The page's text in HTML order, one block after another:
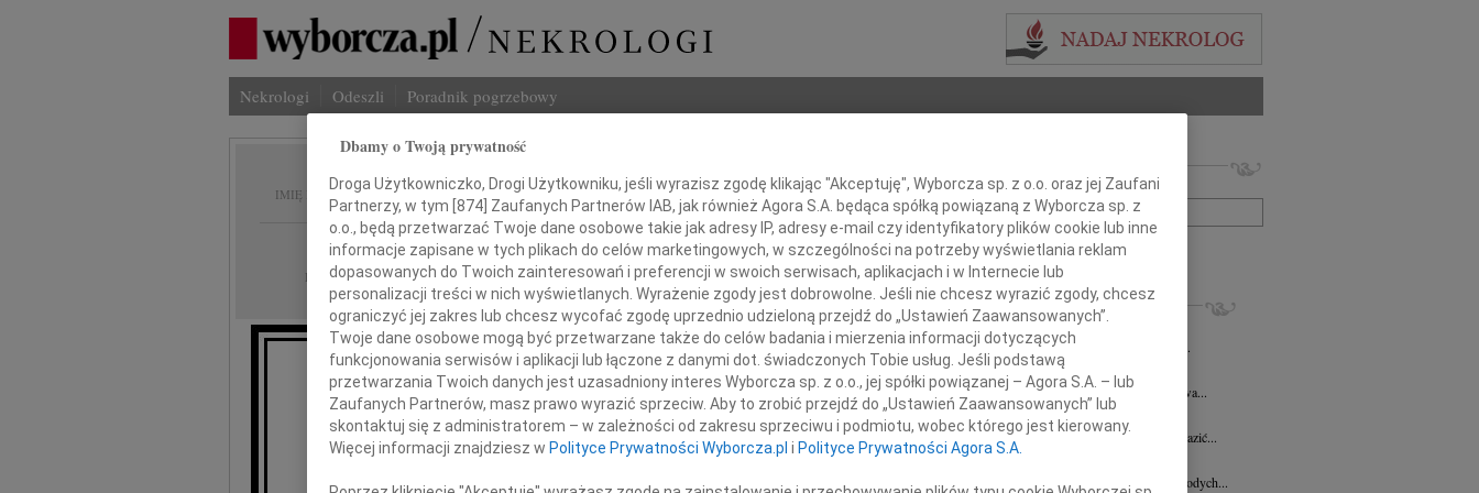
Nekrologi Odeszli Poradnik pogrzebowy
IMIĘ I NAZWISKO: Jan Borkowski
REGION: Płock
DATA EMISJI: 30.03.2012
Wszystkim tym, którzy towarzyszyli w ostatniej drodze
naszemu kochanemu Mężowi, Tatusiowi i Dziadkowi
Imię i nazwisko lub numer ogłoszenia:
+ szukanie zaawansowane
INNE NEKROLOGI
Mirosław Moszczyński 14.08.2025
W dniu 12 sierpnia 2025 roku odszedł nasz...
17.03.2025Płock
Pani Dorocie Biernat pracownikowi Starostwa...
Bartosz Szatkowski 18.03.2022
Słowa wydają się niewystarczające Aby wyrazić...
Lech Marek Grala
Odszedł Lech Marek Grala poeta, mentor młodych...
Dbamy o Twoją prywatność
Droga Użytkowniczko, Drogi Użytkowniku, jeśli wyrazisz zgodę klikając "Akceptuję", Wyborcza sp. z o.o. oraz jej Zaufani
Partnerzy, w tym [874] Zaufanych Partnerów IAB, jak również Agora S.A. będąca spółką powiązaną z Wyborcza sp. z
o.o., będą przetwarzać Twoje dane osobowe takie jak adresy IP, adresy e-mail czy identyfikatory plików cookie lub inne
informacje zapisane w tych plikach do celów marketingowych, w szczególności na potrzeby wyświetlania reklam
dopasowanych do Twoich zainteresowań i preferencji w swoich serwisach, aplikacjach i w Internecie lub
personalizacji treści w nich wyświetlanych. Wyrażenie zgody jest dobrowolne. Jeśli nie chcesz wyrazić zgody, chcesz
ograniczyć jej zakres lub chcesz wycofać zgodę uprzednio udzieloną przejdź do „Ustawień Zaawansowanych”.
Twoje dane osobowe mogą być przetwarzane także do celów badania i mierzenia informacji dotyczących
funkcjonowania serwisów i aplikacji lub łączone z danymi dot. świadczonych Tobie usług. Jeśli podstawą
przetwarzania Twoich danych jest uzasadniony interes Wyborcza sp. z o.o., jej spółki powiązanej – Agora S.A. – lub
Zaufanych Partnerów, masz prawo wyrazić sprzeciw. Aby to zrobić przejdź do „Ustawień Zaawansowanych” lub
skontaktuj się z administratorem – w zależności od zakresu sprzeciwu i podmiotu, wobec którego jest kierowany.
Więcej informacji znajdziesz w Polityce Prywatności Wyborcza.pl i Polityce Prywatności Agora S.A.